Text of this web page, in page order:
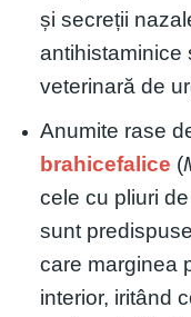
și secreții
antihistaminice
veterinară de
Anumite rase
brahicefalice (
cele cu pliuri
sunt
care marginea
interior, iritând